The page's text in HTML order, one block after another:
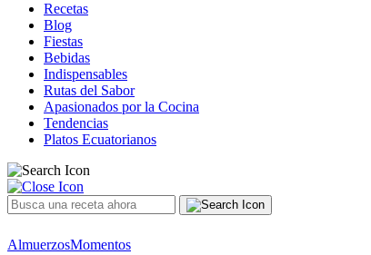
Recetas
Blog
Fiestas
Bebidas
Indispensables
Rutas del Sabor
Apasionados por la Cocina
Tendencias
Platos Ecuatorianos
AlmuerzosMomentos